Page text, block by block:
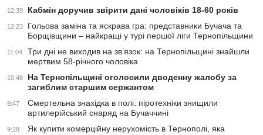
12:39 Кабмін доручив звірити дані чоловіків 18-60 років
12:23
Гольова заміна та яскрава гра: представники Бучача та
Борщівщини – найкращі у турі першої ліги Тернопільщини
11:04
Три дні не виходив на зв’язок: на Тернопільщині знайшли
мертвим 58-річного чоловіка
10:48
На Тернопільщині оголосили дводенну жалобу за
загиблим старшим сержантом
9:47
Смертельна знахідка в полі: піротехніки знищили
артилерійський снаряд на Бучаччині
9:28
Як купити комерційну нерухомість в Тернополі, яка